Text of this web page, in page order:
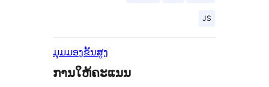
JS
ມຸມມອງຂັ້ນສູງ
ການໃຫ້ຄະແນນ